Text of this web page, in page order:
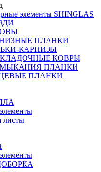
элементы SHINGLAS
ПЛАНКИ
КАРНИЗЫ
КОВРЫ
ПЛАНКИ
ПЛАНКИ
листы